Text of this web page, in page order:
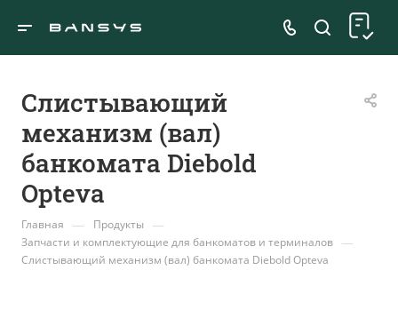
Слистывающий
механизм (вал)
банкомата Diebold
Opteva
Главная — Продукты —
Запчасти и комплектующие для банкоматов и терминалов —
Слистывающий механизм (вал) банкомата Diebold Opteva